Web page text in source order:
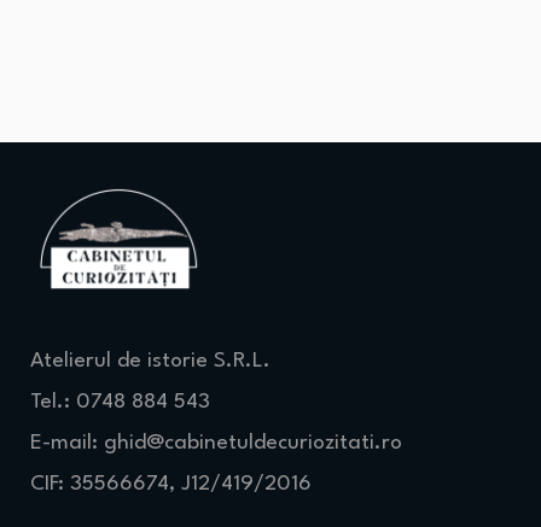
Atelierul de istorie S.R.L.
Tel.: 0748 884 543
E-mail: ghid@cabinetuldecuriozitati.ro
CIF: 35566674, J12/419/2016